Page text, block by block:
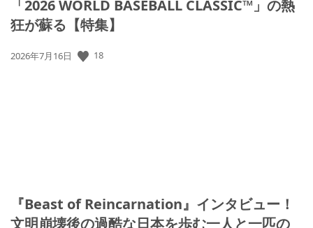
「2026 WORLD BASEBALL CLASSIC™」の熱
狂が蘇る【特集】
公
2026年7月16日 18
『Beast of Reincarnation』インタビュー！
文明崩壊後の過酷な日本を歩む一人と一匹の